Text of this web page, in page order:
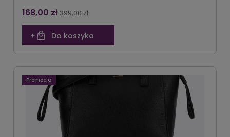
168,00 zł399,00 zł
Do koszyka
Promocja